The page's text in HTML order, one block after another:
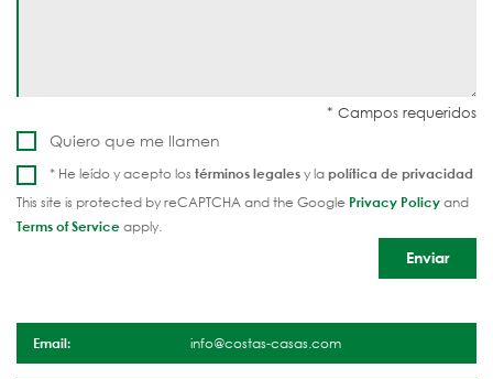
Quiero que me llamen
* He leído y acepto los términos legalesy lapolítica de privacidad
This site is protected by reCAPTCHA and the Google Privacy Policyand
Terms of Serviceapply.
Email: info@costas-casas.com